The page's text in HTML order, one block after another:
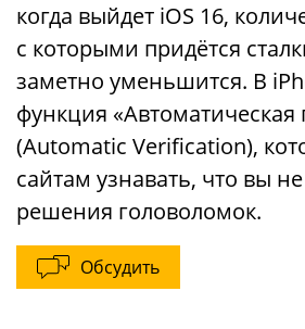
когда выйдет iOS 16,
с которыми придётся
заметно уменьшится. В
функция «Автоматическая
(Automatic Verification),
сайтам узнавать, что вы
решения головоломок.
Обсудить